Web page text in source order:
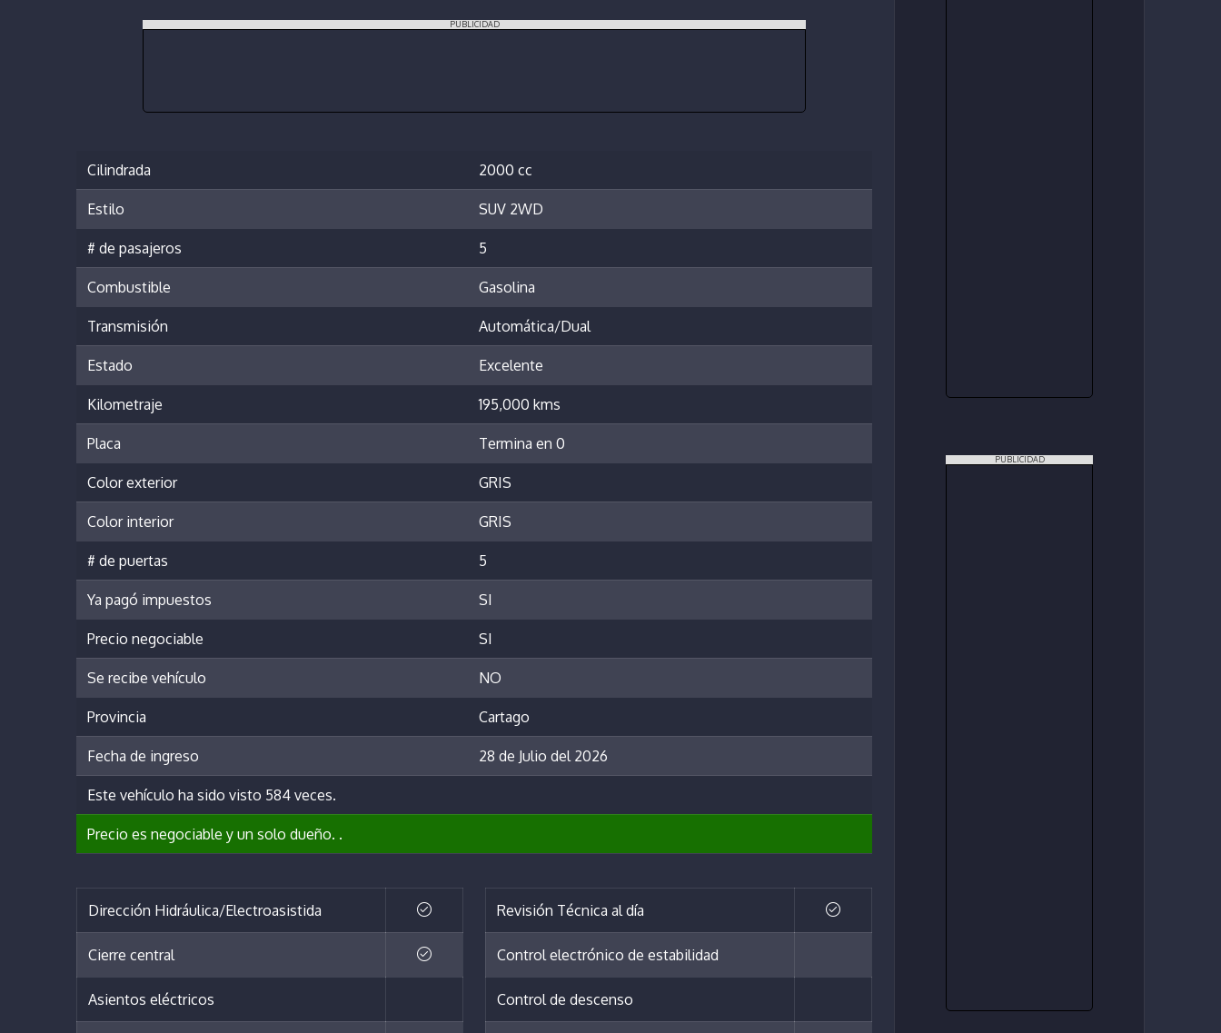
PUBLICIDAD
Cilindrada 2000 cc
Estilo SUV 2WD
# de pasajeros 5
Combustible Gasolina
Transmisión Automática/Dual
Estado Excelente
Kilometraje 195,000 kms
Placa Termina en 0
Color exterior GRIS
Color interior GRIS
# de puertas 5
Ya pagó impuestos SI
Precio negociable SI
Se recibe vehículo NO
Provincia Cartago
Fecha de ingreso 28 de Julio del 2026
Este vehículo ha sido visto 584 veces.
Precio es negociable y un solo dueño. .
Dirección Hidráulica/Electroasistida
Cierre central
Asientos eléctricos
Revisión Técnica al día
Control electrónico de estabilidad
Control de descenso
PUBLICIDAD